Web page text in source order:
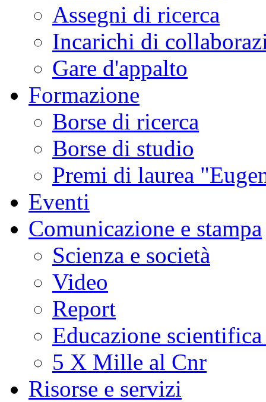
Assegni di ricerca
Incarichi di
Gare d'appalto
Formazione
Borse di ricerca
Borse di studio
Premi di laurea
Eventi
Comunicazione e stampa
Scienza e società
Video
Report
Educazione
5 X Mille al Cnr
Risorse e servizi